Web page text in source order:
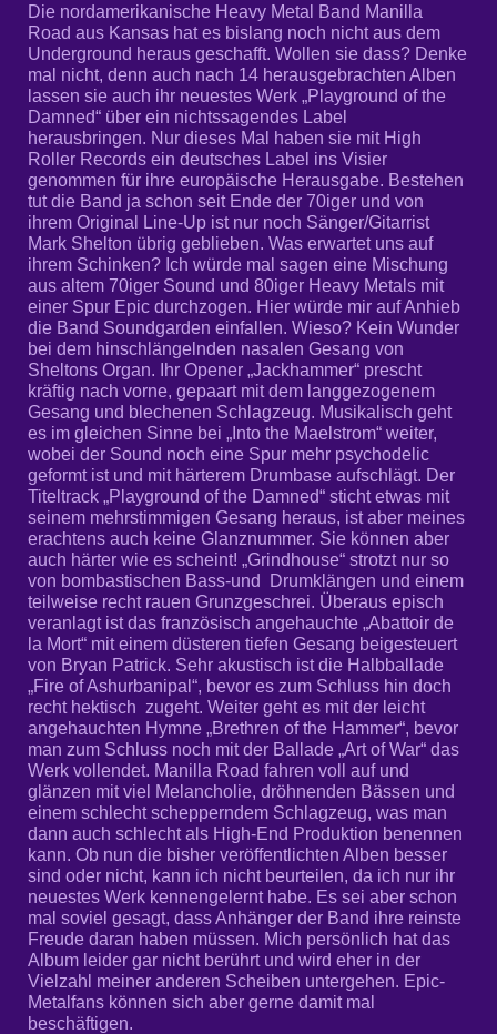
Die nordamerikanische Heavy Metal Band Manilla
Road aus Kansas hat es bislang noch nicht aus dem
Underground heraus geschafft. Wollen sie dass? Denke
mal nicht, denn auch nach 14 herausgebrachten Alben
lassen sie auch ihr neuestes Werk „Playground of the
Damned“ über ein nichtssagendes Label
herausbringen. Nur dieses Mal haben sie mit High
Roller Records ein deutsches Label ins Visier
genommen für ihre europäische Herausgabe. Bestehen
tut die Band ja schon seit Ende der 70iger und von
ihrem Original Line-Up ist nur noch Sänger/Gitarrist
Mark Shelton übrig geblieben. Was erwartet uns auf
ihrem Schinken? Ich würde mal sagen eine Mischung
aus altem 70iger Sound und 80iger Heavy Metals mit
einer Spur Epic durchzogen. Hier würde mir auf Anhieb
die Band Soundgarden einfallen. Wieso? Kein Wunder
bei dem hinschlängelnden nasalen Gesang von
Sheltons Organ. Ihr Opener „Jackhammer“ prescht
kräftig nach vorne, gepaart mit dem langgezogenem
Gesang und blechenen Schlagzeug. Musikalisch geht
es im gleichen Sinne bei „Into the Maelstrom“ weiter,
wobei der Sound noch eine Spur mehr psychodelic
geformt ist und mit härterem Drumbase aufschlägt. Der
Titeltrack „Playground of the Damned“ sticht etwas mit
seinem mehrstimmigen Gesang heraus, ist aber meines
erachtens auch keine Glanznummer. Sie können aber
auch härter wie es scheint! „Grindhouse“ strotzt nur so
von bombastischen Bass-und Drumklängen und einem
teilweise recht rauen Grunzgeschrei. Überaus episch
veranlagt ist das französisch angehauchte „Abattoir de
la Mort“ mit einem düsteren tiefen Gesang beigesteuert
von Bryan Patrick. Sehr akustisch ist die Halbballade
„Fire of Ashurbanipal“, bevor es zum Schluss hin doch
recht hektisch zugeht. Weiter geht es mit der leicht
angehauchten Hymne „Brethren of the Hammer“, bevor
man zum Schluss noch mit der Ballade „Art of War“ das
Werk vollendet. Manilla Road fahren voll auf und
glänzen mit viel Melancholie, dröhnenden Bässen und
einem schlecht schepperndem Schlagzeug, was man
dann auch schlecht als High-End Produktion benennen
kann. Ob nun die bisher veröffentlichten Alben besser
sind oder nicht, kann ich nicht beurteilen, da ich nur ihr
neuestes Werk kennengelernt habe. Es sei aber schon
mal soviel gesagt, dass Anhänger der Band ihre reinste
Freude daran haben müssen. Mich persönlich hat das
Album leider gar nicht berührt und wird eher in der
Vielzahl meiner anderen Scheiben untergehen. Epic-
Metalfans können sich aber gerne damit mal
beschäftigen.